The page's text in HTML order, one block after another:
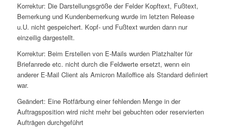
Korrektur: Die Darstellungsgröße der Felder Kopftext, Fußtext,
Bemerkung und Kundenbemerkung wurde im letzten Release
u.U. nicht gespeichert. Kopf- und Fußtext wurden dann nur
einzeilig dargestellt.
Korrektur: Beim Erstellen von E-Mails wurden Platzhalter für
Briefanrede etc. nicht durch die Feldwerte ersetzt, wenn ein
anderer E-Mail Client als Amicron Mailoffice als Standard definiert
war.
Geändert: Eine Rotfärbung einer fehlenden Menge in der
Auftragsposition wird nicht mehr bei gebuchten oder reservierten
Aufträgen durchgeführt